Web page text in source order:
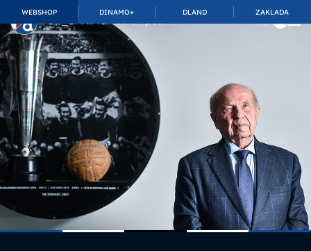
WEBSHOP DINAMO+ DLAND ZAKLADA
TOP_BAR.MembershipSuffix